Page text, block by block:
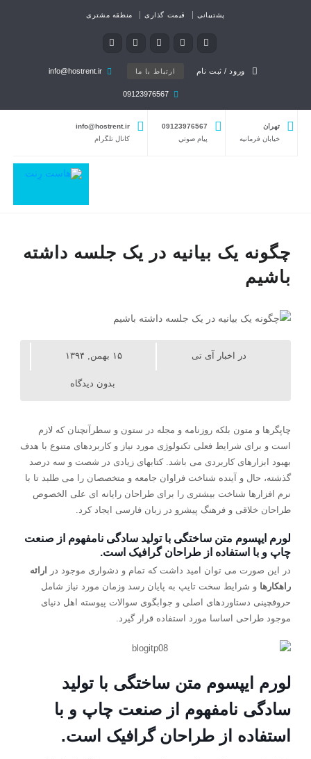
پشتیبانی قیمت گذاری منطقه مشتری
ورود / ثبت نام ارتباط با ما info@hostrent.ir
09123976567
تهران
خیابان فرمانيه
09123976567
پيام صوتي
info@hostrent.ir
كانال تلگرام
چگونه یک بیانیه در یک جلسه داشته
باشیم
۱۵ بهمن, ۱۳۹۴ در اخبار آی تی
بدون دیدگاه
چاپگرها و متون بلکه روزنامه و مجله در ستون و سطرآنچنان که لازم
است و برای شرایط فعلی تکنولوژی مورد نیاز و کاربردهای متنوع با هدف
بهبود ابزارهای کاربردی می باشد. کتابهای زیادی در شصت و سه درصد
گذشته، حال و آینده شناخت فراوان جامعه و متخصصان را می طلبد تا با
نرم افزارها شناخت بیشتری را برای طراحان رایانه ای علی الخصوص
طراحان خلاقی و فرهنگ پیشرو در زبان فارسی ایجاد کرد.
لورم ایپسوم متن ساختگی با تولید سادگی نامفهوم از صنعت
چاپ و با استفاده از طراحان گرافیک است.
در این صورت می توان امید داشت که تمام و دشواری موجود در
ارائه
راهکارها و شرایط سخت تایپ به پایان رسد وزمان مورد نیاز شامل
حروفچینی دستاوردهای اصلی و جوابگوی سوالات پیوسته اهل دنیای
موجود طراحی اساسا مورد استفاده قرار گیرد.
لورم ایپسوم متن ساختگی با تولید
سادگی نامفهوم از صنعت چاپ و با
استفاده از طراحان گرافیک است.